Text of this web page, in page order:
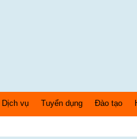
Dịch vụ Tuyển dụng Đào tạo